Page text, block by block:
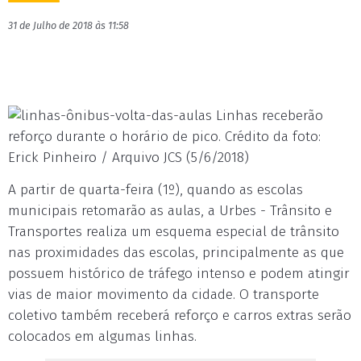
31 de Julho de 2018 às 11:58
Linhas receberão
reforço durante o horário de pico. Crédito da foto:
Erick Pinheiro / Arquivo JCS (5/6/2018)
A partir de quarta-feira (1º), quando as escolas
municipais retomarão as aulas, a Urbes - Trânsito e
Transportes realiza um esquema especial de trânsito
nas proximidades das escolas, principalmente as que
possuem histórico de tráfego intenso e podem atingir
vias de maior movimento da cidade. O transporte
coletivo também receberá reforço e carros extras serão
colocados em algumas linhas.